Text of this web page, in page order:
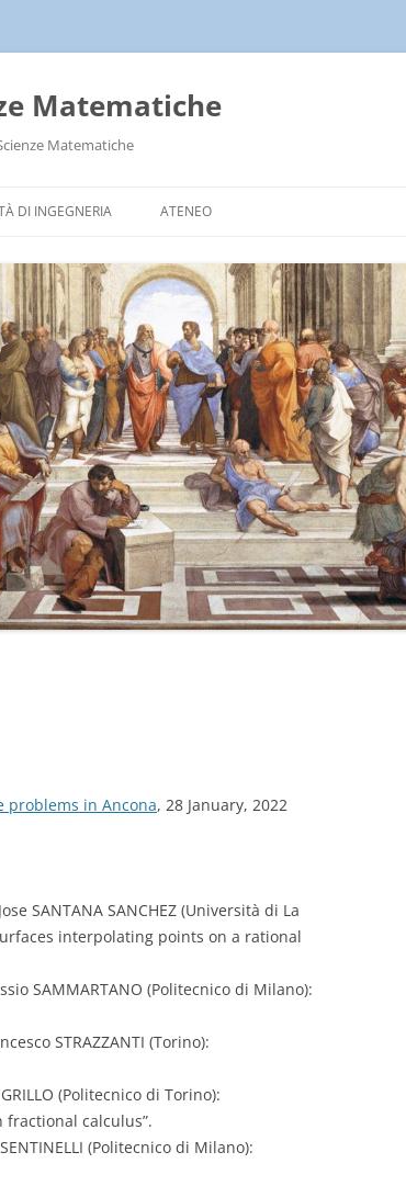
Matematiche
Matematiche
DI INGEGNERIA ATENEO
problems in Ancona, 28 January, 2022
Jose SANTANA SANCHEZ (Università di La
interpolating points on a rational
SAMMARTANO (Politecnico di Milano):
STRAZZANTI (Torino):
(Politecnico di Torino):
fractional calculus”.
(Politecnico di Milano):